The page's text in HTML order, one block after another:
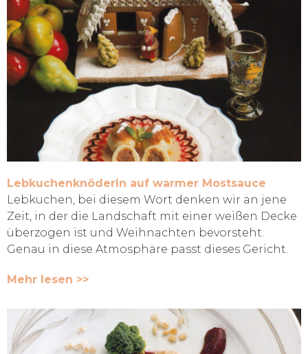
Lebkuchenknöderln auf warmer Mostsauce
Lebkuchen, bei diesem Wort denken wir an jene
Zeit, in der die Landschaft mit einer weißen Decke
überzogen ist und Weihnachten bevorsteht.
Genau in diese Atmosphäre passt dieses Gericht.
Mehr lesen >>